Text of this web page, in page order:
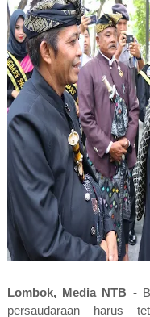
Lombok, Media NTB -
persaudaraan harus